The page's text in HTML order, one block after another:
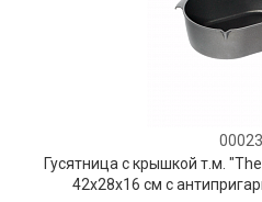
Гусятница с крышкой т.м.
42х28х16 см с